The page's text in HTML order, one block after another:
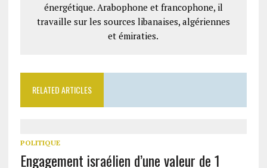
énergétique. Arabophone et francophone, il
travaille sur les sources libanaises, algériennes
et émiraties.
RELATED ARTICLES
POLITIQUE
Engagement israélien d’une valeur de 1